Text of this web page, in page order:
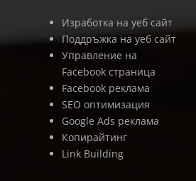
Изработка на уеб сайт
Поддръжка на уеб сайт
Управление на
Facebook страница
Facebook реклама
SEO оптимизация
Google Ads реклама
Копирайтинг
Link Building